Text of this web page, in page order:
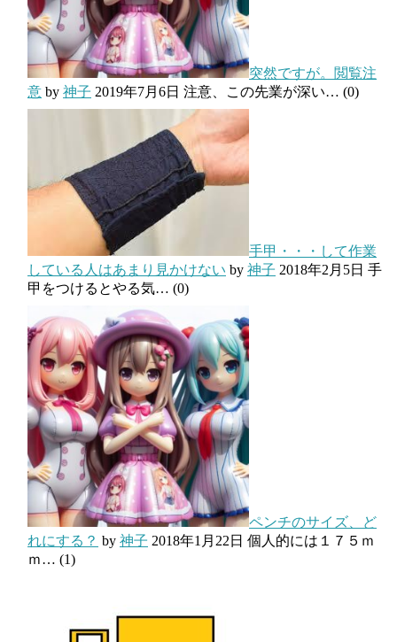
突然ですが。閲覧注
意 by 神子 2019年7月6日 注意、この先業が深い… (0)
手甲・・・して作業
している人はあまり見かけない by 神子 2018年2月5日 手
甲をつけるとやる気… (0)
ペンチのサイズ、ど
れにする？ by 神子 2018年1月22日 個人的には１７５ｍ
ｍ… (1)